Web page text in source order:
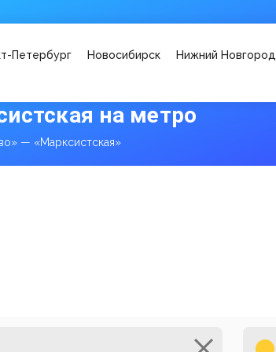
Петербург Новосибирск Нижний Новгород
на метро
— «Марксистская»